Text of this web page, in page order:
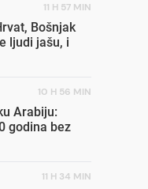
11 H 57 MIN
Bošnjak
ljudi jašu, i
10 H 56 MIN
Arabiju:
godina bez
11 H 34 MIN